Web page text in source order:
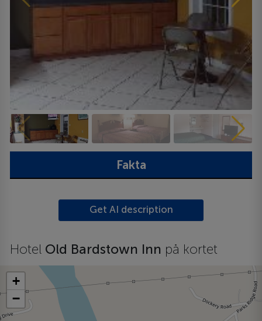
Fakta
Get AI description
Hotel Old Bardstown Inn på kortet
+
−